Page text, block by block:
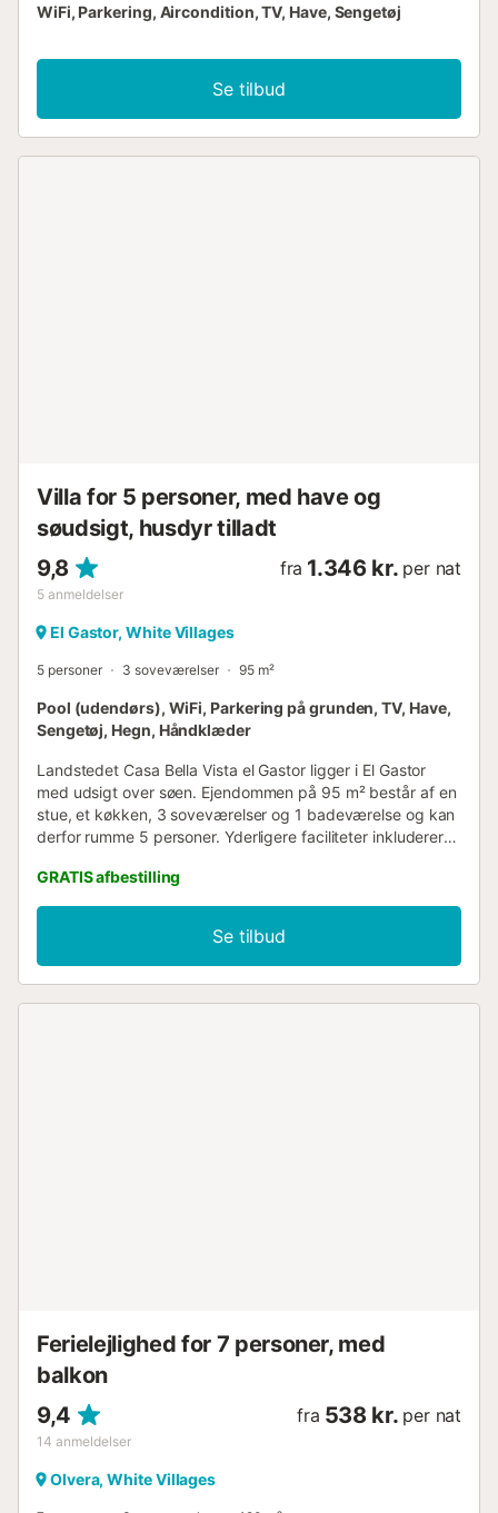
WiFi, Parkering, Aircondition, TV, Have, Sengetøj
Se tilbud
Villa for 5 personer, med have og
søudsigt, husdyr tilladt
9,8
5 anmeldelser
fra 1.346 kr. per nat
El Gastor, White Villages
5 personer 3 soveværelser 95 m²
Pool (udendørs), WiFi, Parkering på grunden, TV, Have,
Sengetøj, Hegn, Håndklæder
Landstedet Casa Bella Vista el Gastor ligger i El Gastor
med udsigt over søen. Ejendommen på 95 m² består af en
stue, et køkken, 3 soveværelser og 1 badeværelse og kan
derfor rumme 5 personer. Yderligere faciliteter inkluderer
babyseng og en barnestol er også tilgængelig. Denne
feriebolig tilbyder ikke: aircondition. Denne feriebolig
tilbyder udendørs private områder med en pool (åben fra
1. juni til 30. september, vejret tillader det), have, terrasse
og grillfaciliteter. Værten anbefaler på det kraftigste at
GRATIS afbestilling
Se tilbud
Ferielejlighed for 7 personer, med
balkon
9,4
14 anmeldelser
fra 538 kr. per nat
Olvera, White Villages